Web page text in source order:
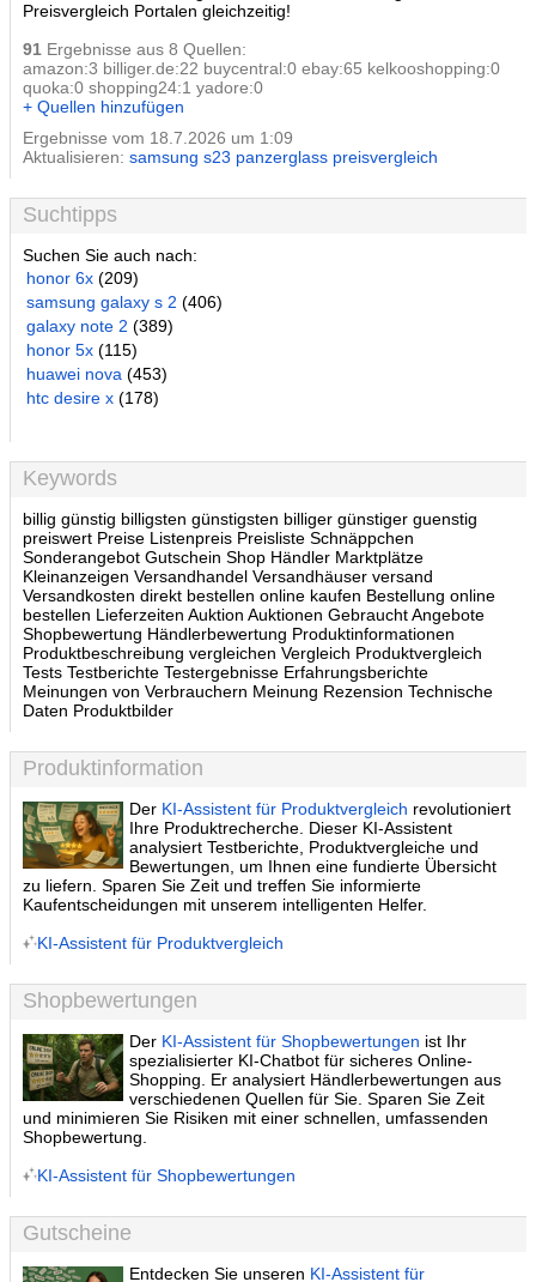
Preisvergleich Portalen gleichzeitig!
91 Ergebnisse aus 8 Quellen:
amazon:3 billiger.de:22 buycentral:0 ebay:65 kelkooshopping:0
quoka:0 shopping24:1 yadore:0
+ Quellen hinzufügen
Ergebnisse vom 18.7.2026 um 1:09
Aktualisieren: samsung s23 panzerglass preisvergleich
Suchtipps
Suchen Sie auch nach:
honor 6x (209)
samsung galaxy s 2 (406)
galaxy note 2 (389)
honor 5x (115)
huawei nova (453)
htc desire x (178)
Keywords
billig günstig billigsten günstigsten billiger günstiger guenstig
preiswert Preise Listenpreis Preisliste Schnäppchen
Sonderangebot Gutschein Shop Händler Marktplätze
Kleinanzeigen Versandhandel Versandhäuser versand
Versandkosten direkt bestellen online kaufen Bestellung online
bestellen Lieferzeiten Auktion Auktionen Gebraucht Angebote
Shopbewertung Händlerbewertung Produktinformationen
Produktbeschreibung vergleichen Vergleich Produktvergleich
Tests Testberichte Testergebnisse Erfahrungsberichte
Meinungen von Verbrauchern Meinung Rezension Technische
Daten Produktbilder
Produktinformation
Der KI-Assistent für Produktvergleich revolutioniert
Ihre Produktrecherche. Dieser KI-Assistent
analysiert Testberichte, Produktvergleiche und
Bewertungen, um Ihnen eine fundierte Übersicht
zu liefern. Sparen Sie Zeit und treffen Sie informierte
Kaufentscheidungen mit unserem intelligenten Helfer.
KI-Assistent für Produktvergleich
Shopbewertungen
Der KI-Assistent für Shopbewertungen ist Ihr
spezialisierter KI-Chatbot für sicheres Online-
Shopping. Er analysiert Händlerbewertungen aus
verschiedenen Quellen für Sie. Sparen Sie Zeit
und minimieren Sie Risiken mit einer schnellen, umfassenden
Shopbewertung.
KI-Assistent für Shopbewertungen
Gutscheine
Entdecken Sie unseren KI-Assistent für